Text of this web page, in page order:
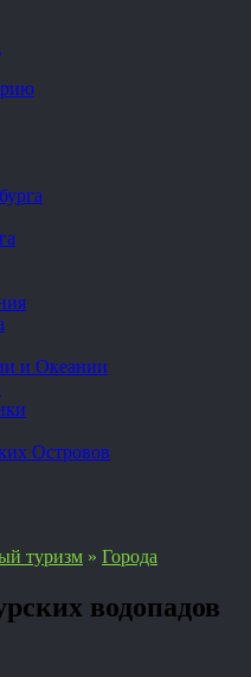
и Океании
Островов
туризм » Города
водопадов